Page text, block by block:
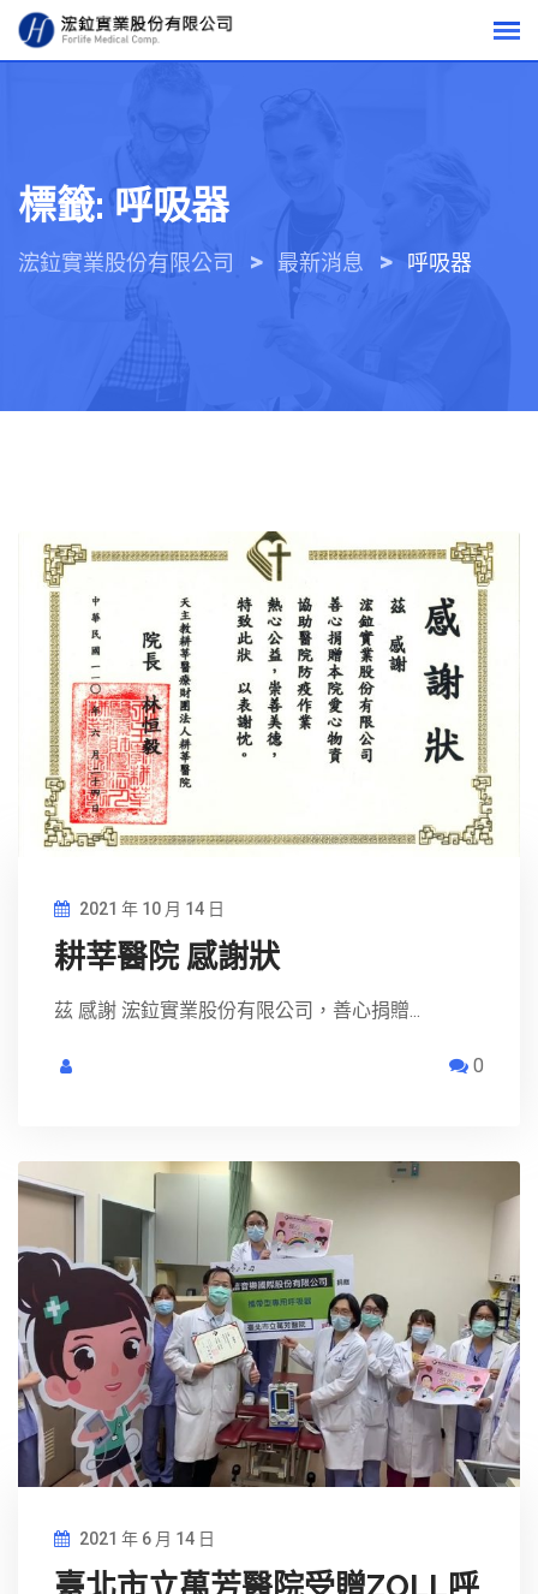
Skip
標籤: 呼吸器
浤鉝實業股份有限公司 > 最新消息 > 呼吸器
2021 年 10 月 14 日
耕莘醫院 感謝狀
茲 感謝 浤鉝實業股份有限公司，善心捐贈...
0
2021 年 6 月 14 日
臺北市立萬芳醫院受贈ZOLL呼